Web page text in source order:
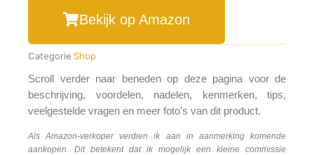
Bekijk op Amazon
Categorie Shop
Scroll verder naar beneden op deze pagina voor de
beschrijving, voordelen, nadelen, kenmerken, tips,
veelgestelde vragen en meer foto’s van dit product.
Als Amazon-verkoper verdien ik aan in aanmerking komende
aankopen. Dit betekent dat ik mogelijk een kleine commissie